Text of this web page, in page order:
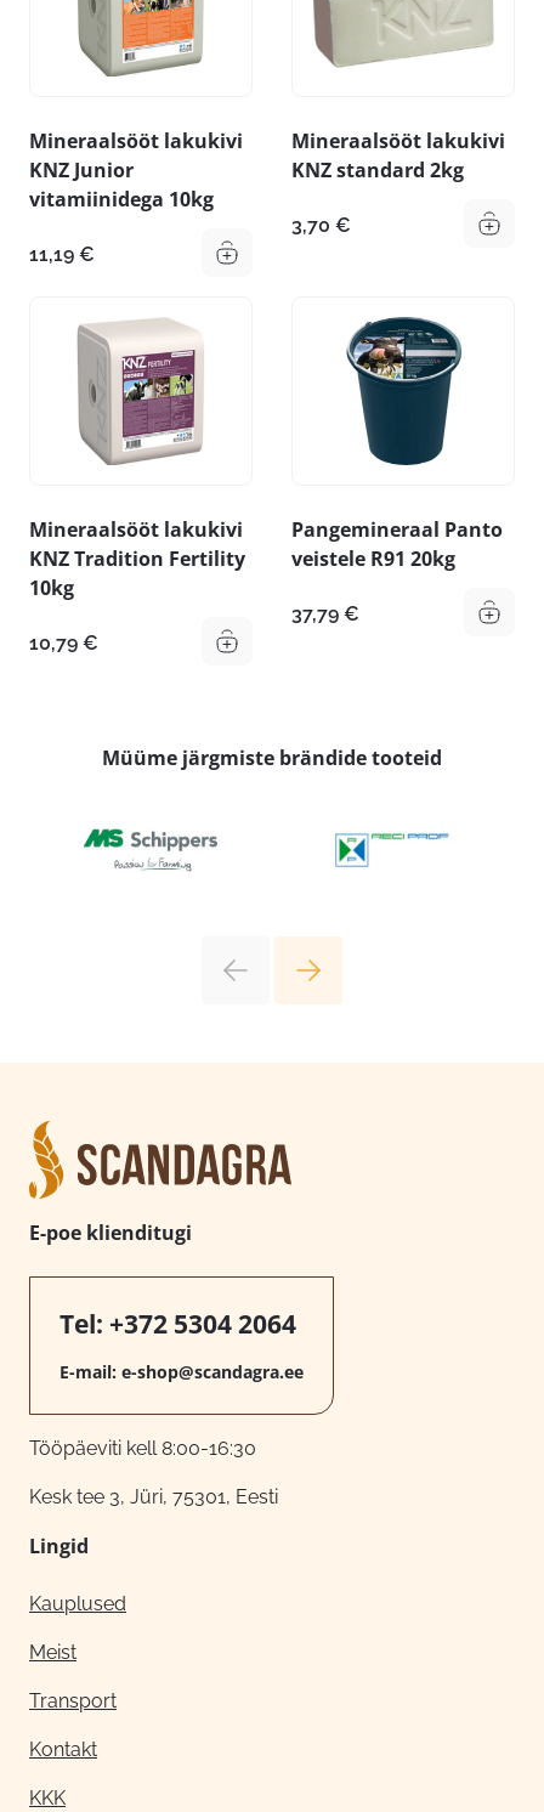
Mineraalsööt lakukivi
KNZ Junior
vitamiinidega 10kg
11,19 €
Mineraalsööt lakukivi
KNZ standard 2kg
3,70 €
Mineraalsööt lakukivi
KNZ Tradition Fertility
10kg
10,79 €
Pangemineraal Panto
veistele R91 20kg
37,79 €
Müüme järgmiste brändide tooteid
E-poe klienditugi
Tel: +372 5304 2064
E-mail: e-shop@scandagra.ee
Tööpäeviti kell 8:00-16:30
Kesk tee 3, Jüri, 75301, Eesti
Lingid
Kauplused
Meist
Transport
Kontakt
KKK